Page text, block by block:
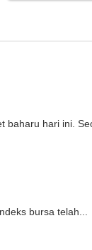
hari ini.
bursa telah...